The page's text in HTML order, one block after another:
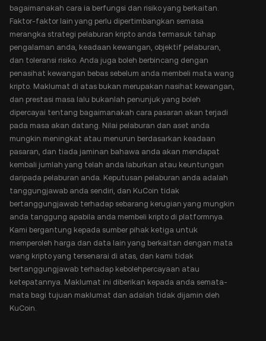
bagaimanakah cara ia berfungsi dan risiko yang berkaitan.
Faktor-faktor lain yang perlu dipertimbangkan semasa
merangka strategi pelaburan kripto anda termasuk tahap
pengalaman anda, keadaan kewangan, objektif pelaburan,
dan toleransi risiko. Anda juga boleh berbincang dengan
penasihat kewangan bebas sebelum anda membeli mata wang
kripto. Maklumat di atas bukan merupakan nasihat kewangan,
dan prestasi masa lalu bukanlah penunjuk yang boleh
dipercayai tentang bagaimanakah cara pasaran akan terjadi
pada masa akan datang. Nilai pelaburan dan aset anda
mungkin meningkat atau menurun berdasarkan keadaan
pasaran, dan tiada jaminan bahawa anda akan mendapat
kembali jumlah yang telah anda laburkan atau keuntungan
daripada pelaburan anda. Keputusan pelaburan anda adalah
tanggungjawab anda sendiri, dan KuCoin tidak
bertanggungjawab terhadap sebarang kerugian yang mungkin
anda tanggung apabila anda membeli kripto di platformnya.
Kami bergantung kepada sumber pihak ketiga untuk
memperoleh harga dan data lain yang berkaitan dengan mata
wang kripto yang tersenarai di atas, dan kami tidak
bertanggungjawab terhadap kebolehpercayaan atau
ketepatannya. Maklumat ini diberikan kepada anda semata-
mata bagi tujuan maklumat dan adalah tidak dijamin oleh
KuCoin.